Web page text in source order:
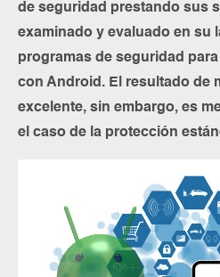
de seguridad prestando sus
examinado y evaluado en su
programas de seguridad
con Android. El resultado de
excelente, sin embargo, es
el caso de la protección